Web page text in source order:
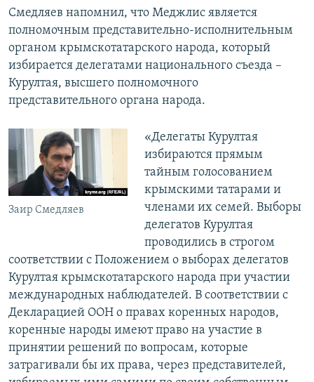
Смедляев напомнил, что Меджлис является
полномочным представительно-исполнительным
органом крымскотатарского народа, который
избирается делегатами национального съезда –
Курултая, высшего полномочного
представительного органа народа.
Заир Смедляев
«Делегаты Курултая
избираются прямым
тайным голосованием
крымскими татарами и
членами их семей. Выборы
делегатов Курултая
проводились в строгом
соответствии с Положением о выборах делегатов
Курултая крымскотатарского народа при участии
международных наблюдателей. В соответствии с
Декларацией ООН о правах коренных народов,
коренные народы имеют право на участие в
принятии решений по вопросам, которые
затрагивали бы их права, через представителей,